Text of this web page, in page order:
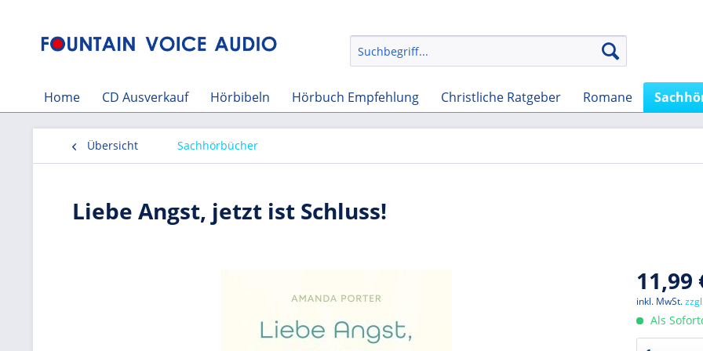
Home CD Ausverkauf Hörbibeln Hörbuch Empfehlung Christliche Ratgeber Romane
Übersicht Sachhörbücher
Liebe Angst, jetzt ist Schluss!
11,99
inkl. MwSt.
Als